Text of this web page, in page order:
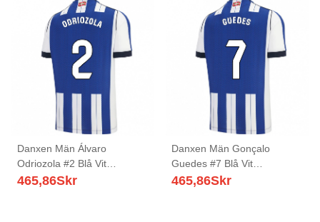
Danxen Män Álvaro
Odriozola #2 Blå Vit
Hemmatröja Matchtröjor
465,86Skr
Danxen Män Gonçalo
Guedes #7 Blå Vit
Hemmatröja Matchtröjor
465,86Skr